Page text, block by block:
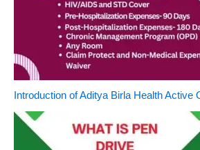
Introduction of Aditya Birla Health Active